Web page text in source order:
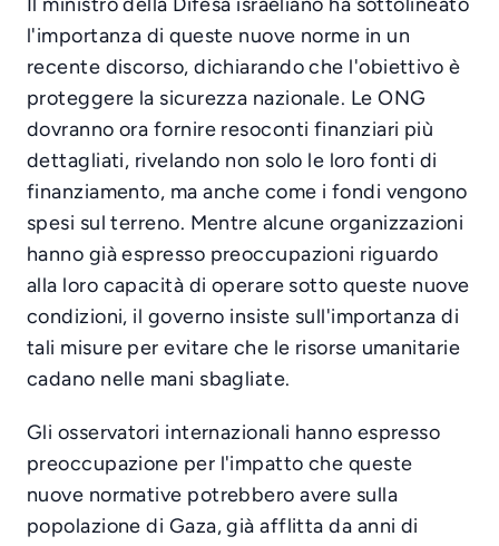
l'importanza di queste nuove norme in un
recente discorso, dichiarando che l'obiettivo è
proteggere la sicurezza nazionale. Le ONG
dovranno ora fornire resoconti finanziari più
dettagliati, rivelando non solo le loro fonti di
finanziamento, ma anche come i fondi vengono
spesi sul terreno. Mentre alcune organizzazioni
hanno già espresso preoccupazioni riguardo
alla loro capacità di operare sotto queste nuove
condizioni, il governo insiste sull'importanza di
tali misure per evitare che le risorse umanitarie
cadano nelle mani sbagliate.
Gli osservatori internazionali hanno espresso
preoccupazione per l'impatto che queste
nuove normative potrebbero avere sulla
popolazione di Gaza, già afflitta da anni di